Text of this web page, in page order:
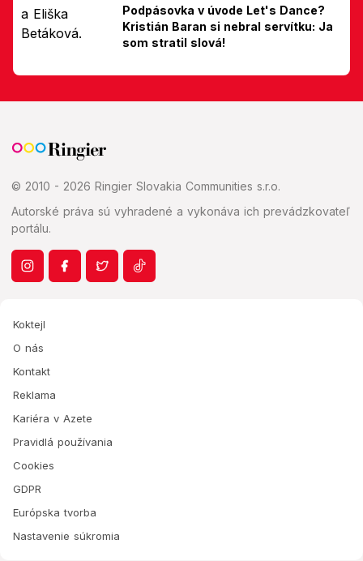
Podpásovka v úvode Let's Dance?
Kristián Baran si nebral servítku: Ja
som stratil slová!
© 2010 - 2026 Ringier Slovakia Communities s.r.o.
Autorské práva sú vyhradené a vykonáva ich prevádzkovateľ
portálu.
Koktejl
O nás
Kontakt
Reklama
Kariéra v Azete
Pravidlá používania
Cookies
GDPR
Európska tvorba
Nastavenie súkromia